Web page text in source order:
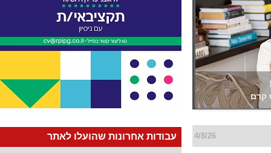
עבודות אחרונות שהועלו לאתר 4/8/26